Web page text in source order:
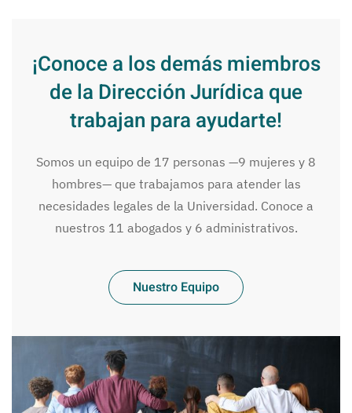
¡Conoce a los demás miembros
de la Dirección Jurídica que
trabajan para ayudarte!
Somos un equipo de 17 personas —9 mujeres y 8
hombres— que trabajamos para atender las
necesidades legales de la Universidad. Conoce a
nuestros 11 abogados y 6 administrativos.
Nuestro Equipo